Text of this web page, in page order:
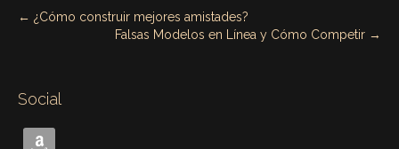
← ¿Cómo construir mejores amistades?
Falsas Modelos en Línea y Cómo Competir →
Social